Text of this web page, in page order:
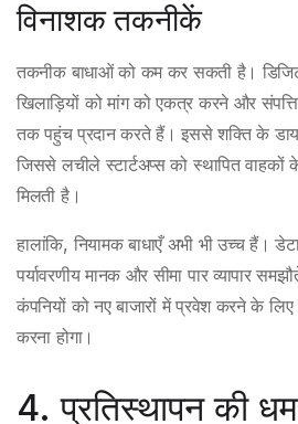
विनाशक तकनीकें
तकनीक बाधाओं को कम कर सकती है।
खिलाड़ियों को मांग को एकत्र करने और
तक पहुंच प्रदान करते हैं। इससे शक्ति के
जिससे लचीले स्टार्टअप्स को स्थापित वाहकों
मिलती है।
हालांकि, नियामक बाधाएँ अभी भी उच्च हैं।
पर्यावरणीय मानक और सीमा पार व्यापार
कंपनियों को नए बाजारों में प्रवेश करने के
करना होगा।
4. प्रतिस्थापन की